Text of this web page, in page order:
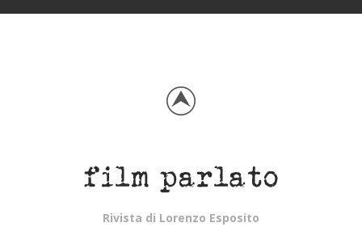
Rivista di Lorenzo Esposito